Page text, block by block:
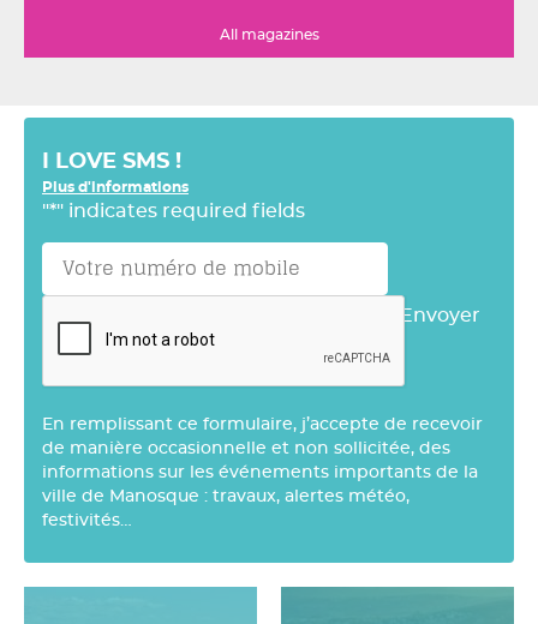
All magazines
I LOVE SMS !
Plus d'informations
"*" indicates required fields
Envoyer
En remplissant ce formulaire, j’accepte de recevoir
de manière occasionnelle et non sollicitée, des
informations sur les événements importants de la
ville de Manosque : travaux, alertes météo,
festivités…